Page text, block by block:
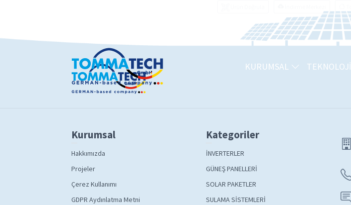
KURUMSAL TEKNOLOJİ
Kurumsal
Hakkımızda
Projeler
Çerez Kullanımı
GDPR Aydınlatma Metni
Kategoriler
İNVERTERLER
GÜNEŞ PANELLERİ
SOLAR PAKETLER
SULAMA SİSTEMLERİ